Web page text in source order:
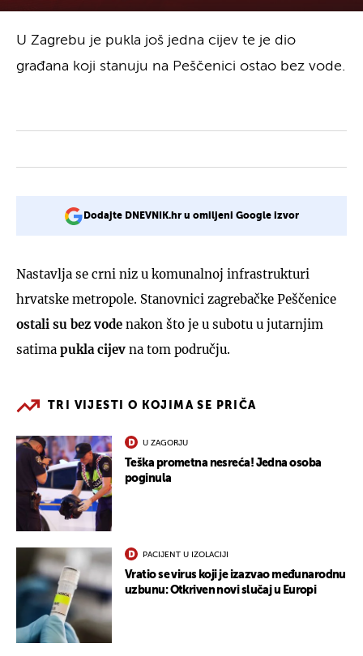
U Zagrebu je pukla još jedna cijev te je dio
građana koji stanuju na Peščenici ostao bez vode.
Dodajte DNEVNIK.hr u omiljeni Google izvor
Nastavlja se crni niz u komunalnoj infrastrukturi
hrvatske metropole. Stanovnici zagrebačke Peščenice
ostali su bez vode nakon što je u subotu u jutarnjim
satima pukla cijev na tom području.
TRI VIJESTI O KOJIMA SE PRIČA
U ZAGORJU
Teška prometna nesreća! Jedna osoba
poginula
PACIJENT U IZOLACIJI
Vratio se virus koji je izazvao međunarodnu
uzbunu: Otkriven novi slučaj u Europi